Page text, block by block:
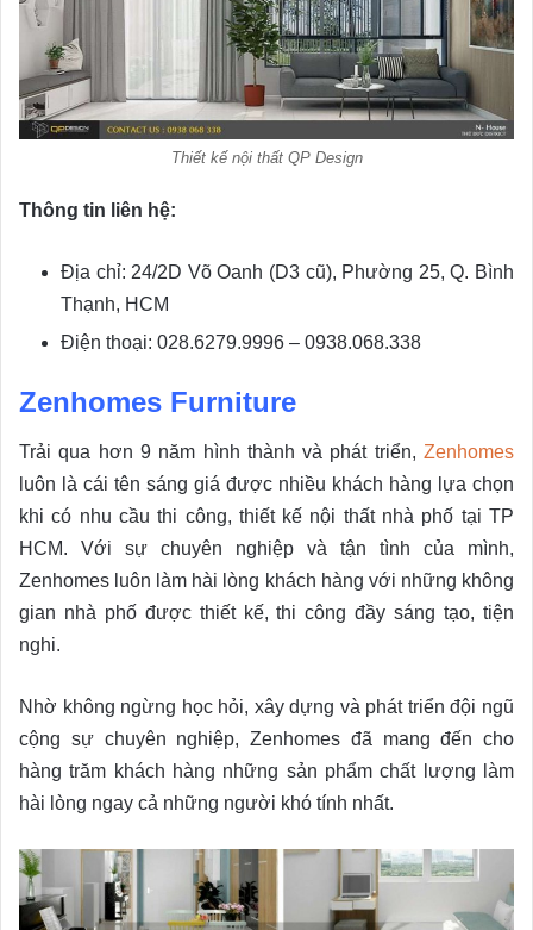
Thiết kế nội thất QP Design
Thông tin liên hệ:
Địa chỉ: 24/2D Võ Oanh (D3 cũ), Phường 25, Q. Bình
Thạnh, HCM
Điện thoại: 028.6279.9996 – 0938.068.338
Zenhomes Furniture
Trải qua hơn 9 năm hình thành và phát triển, Zenhomes
luôn là cái tên sáng giá được nhiều khách hàng lựa chọn
khi có nhu cầu thi công, thiết kế nội thất nhà phố tại TP
HCM. Với sự chuyên nghiệp và tận tình của mình,
Zenhomes luôn làm hài lòng khách hàng với những không
gian nhà phố được thiết kế, thi công đầy sáng tạo, tiện
nghi.
Nhờ không ngừng học hỏi, xây dựng và phát triển đội ngũ
cộng sự chuyên nghiệp, Zenhomes đã mang đến cho
hàng trăm khách hàng những sản phẩm chất lượng làm
hài lòng ngay cả những người khó tính nhất.